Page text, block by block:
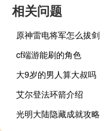
相关问题
原神雷电将军怎么拔剑
cf端游能刷的角色
大9岁的男人算大叔吗
艾尔登法环箭介绍
光明大陆隐藏成就攻略